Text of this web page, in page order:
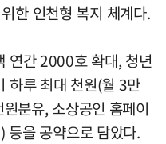
한 인천형 복지 체계다.
연간 2000호 확대, 청년
하루 최대 천원(월 3만
분유, 소상공인 홈페이
등을 공약으로 담았다.